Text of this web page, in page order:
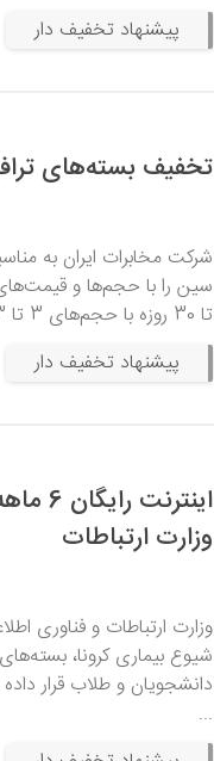
پیشنهاد تخفیف دار
تخفیف بسته‌های
شرکت مخابرات ایران به
تا 30 روزه با حجم‌های 3 تا 133 گیگابایت و همچنین، بسته‌های پرحجم 333 ...
پیشنهاد تخفیف دار
وزارت ارتباطات
وزارت ارتباطات و فناوری
شیوع بیماری کرونا، بسته­‌های
دانشجویان و طلاب قرار
...